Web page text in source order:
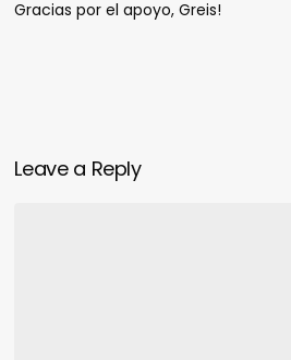
Gracias por el apoyo, Greis!
Leave a Reply